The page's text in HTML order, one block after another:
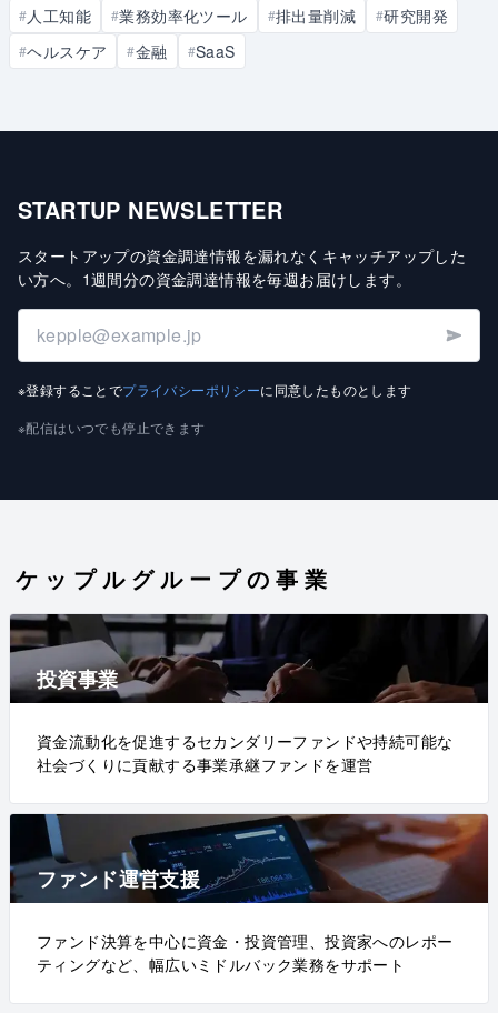
#人工知能 #業務効率化ツール #排出量削減 #研究開発
#ヘルスケア #金融 #SaaS
STARTUP NEWSLETTER
スタートアップの資金調達情報を漏れなくキャッチアップした
い方へ。 1週間分の資金調達情報を毎週お届けします。
※登録することでプライバシーポリシーに同意したものとします
※配信はいつでも停止できます
ケップルグループの事業
投資事業
資金流動化を促進するセカンダリーファンドや持続可能な
社会づくりに貢献する事業承継ファンドを運営
ファンド運営支援
ファンド決算を中心に資金・投資管理、投資家へのレポー
ティングなど、幅広いミドルバック業務をサポート